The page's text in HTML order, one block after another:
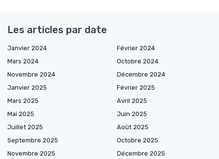
Les articles par date
Janvier 2024
Février 2024
Mars 2024
Octobre 2024
Novembre 2024
Décembre 2024
Janvier 2025
Février 2025
Mars 2025
Avril 2025
Mai 2025
Juin 2025
Juillet 2025
Août 2025
Septembre 2025
Octobre 2025
Novembre 2025
Décembre 2025